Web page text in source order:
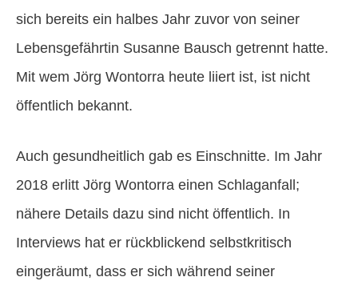
sich bereits ein halbes Jahr zuvor von seiner
Lebensgefährtin Susanne Bausch getrennt hatte.
Mit wem Jörg Wontorra heute liiert ist, ist nicht
öffentlich bekannt.
Auch gesundheitlich gab es Einschnitte. Im Jahr
2018 erlitt Jörg Wontorra einen Schlaganfall;
nähere Details dazu sind nicht öffentlich. In
Interviews hat er rückblickend selbstkritisch
eingeräumt, dass er sich während seiner